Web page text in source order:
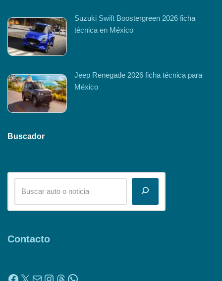
Suzuki Swift Boostergreen 2026 ficha
técnica en México
Jeep Renegade 2026 ficha técnica para
México
Buscador
Contacto